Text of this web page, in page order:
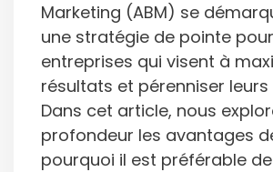
Marketing (ABM) se
une stratégie de pointe
entreprises qui visent à
résultats et pérenniser
Dans cet article, nous
profondeur les avantages
pourquoi il est préférable